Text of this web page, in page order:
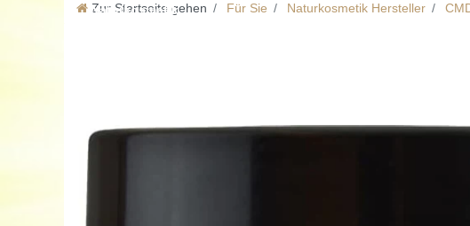
Naturkosmetik
Zur Startseite gehen Für Sie Naturkosmetik Hersteller